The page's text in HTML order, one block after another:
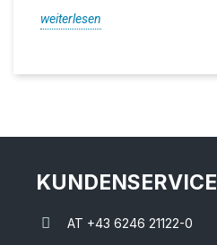
weiterlesen
KUNDENSERVICE
AT +43 6246 21122-0